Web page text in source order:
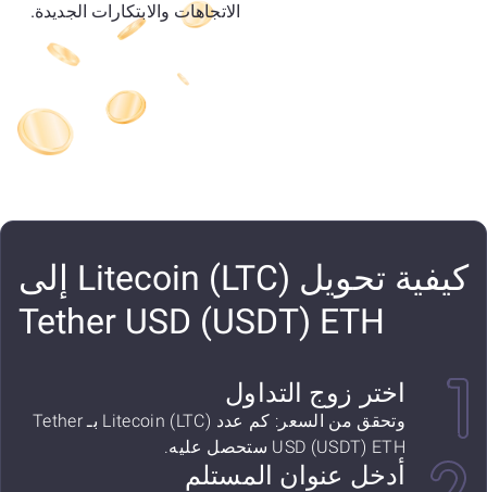
الاتجاهات والابتكارات الجديدة.
كيفية تحويل Litecoin (LTC) إلى
Tether USD (USDT) ETH
اختر زوج التداول
وتحقق من السعر: كم عدد Litecoin (LTC) بـ Tether
USD (USDT) ETH ستحصل عليه.
أدخل عنوان المستلم